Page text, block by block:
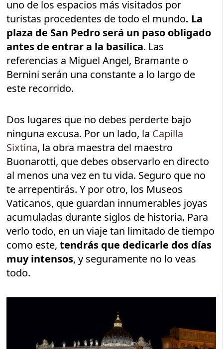
uno de los espacios más visitados por
turistas procedentes de todo el mundo. La
plaza de San Pedro será un paso obligado
antes de entrar a la basílica. Las
referencias a Miguel Angel, Bramante o
Bernini serán una constante a lo largo de
este recorrido.
Dos lugares que no debes perderte bajo
ninguna excusa. Por un lado, la Capilla
Sixtina, la obra maestra del maestro
Buonarotti, que debes observarlo en directo
al menos una vez en tu vida. Seguro que no
te arrepentirás. Y por otro, los Museos
Vaticanos, que guardan innumerables joyas
acumuladas durante siglos de historia. Para
verlo todo, en un viaje tan limitado de tiempo
como este,tendrás que dedicarle dos días
muy intensos, y seguramente no lo veas
todo.